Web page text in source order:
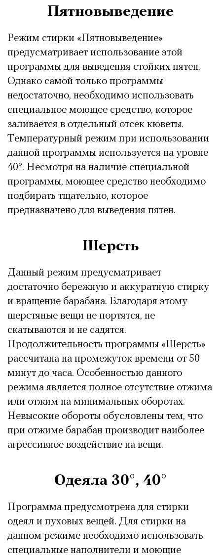
Пятновыведение
Режим стирки «Пятновыведение»
предусматривает использование этой
программы для выведения стойких пятен.
Однако самой только программы
недостаточно, необходимо использовать
специальное моющее средство, которое
заливается в отдельный отсек кюветы.
Температурный режим при использовании
данной программы используется на уровне
40°. Несмотря на наличие специальной
программы, моющее средство необходимо
подбирать тщательно, которое
предназначено для выведения пятен.
Шерсть
Данный режим предусматривает
достаточно бережную и аккуратную стирку
и вращение барабана. Благодаря этому
шерстяные вещи не портятся, не
скатываются и не садятся.
Продолжительность программы «Шерсть»
рассчитана на промежуток времени от 50
минут до часа. Особенностью данного
режима является полное отсутствие отжима
или отжим на минимальных оборотах.
Невысокие обороты обусловлены тем, что
при отжиме барабан производит наиболее
агрессивное воздействие на вещи.
Одеяла 30°, 40°
Программа предусмотрена для стирки
одеял и пуховых вещей. Для стирки на
данном режиме необходимо использовать
специальные наполнители и моющие